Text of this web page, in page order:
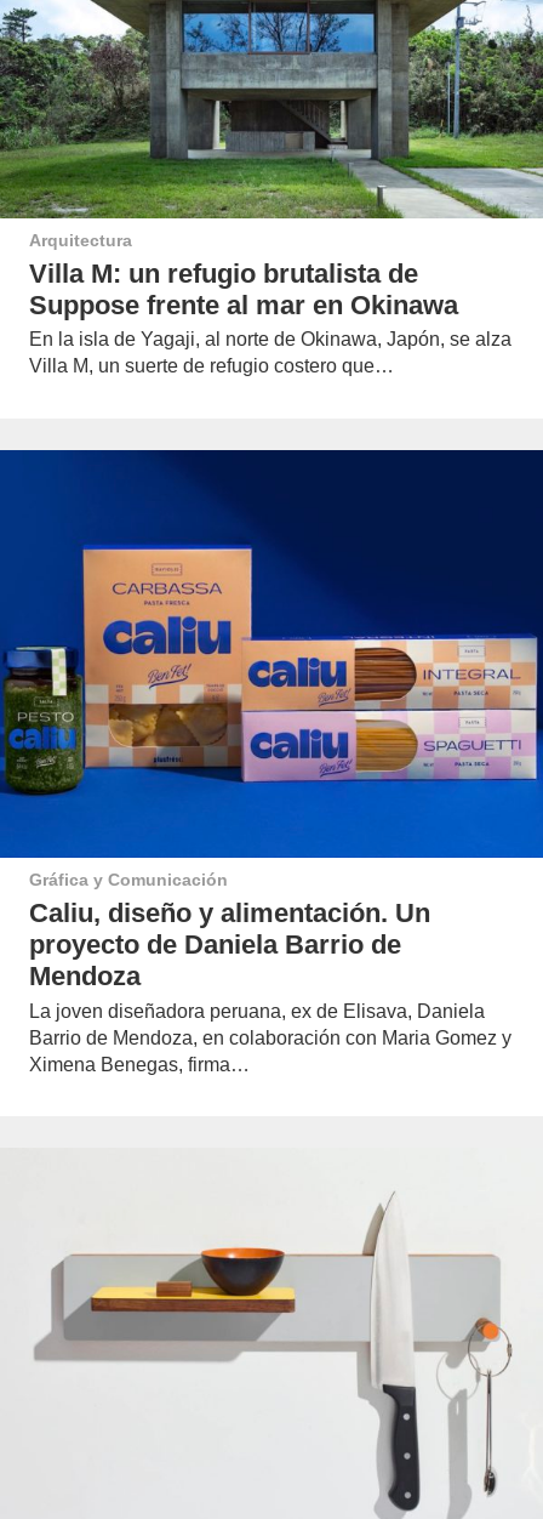
Arquitectura
Villa M: un refugio brutalista de
Suppose frente al mar en Okinawa
En la isla de Yagaji, al norte de Okinawa, Japón, se alza
Villa M, un suerte de refugio costero que…
Gráfica y Comunicación
Caliu, diseño y alimentación. Un
proyecto de Daniela Barrio de
Mendoza
La joven diseñadora peruana, ex de Elisava, Daniela
Barrio de Mendoza, en colaboración con Maria Gomez y
Ximena Benegas, firma…